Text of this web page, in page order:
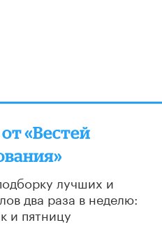
«Вестей
лучших и
два раза в неделю:
и пятницу